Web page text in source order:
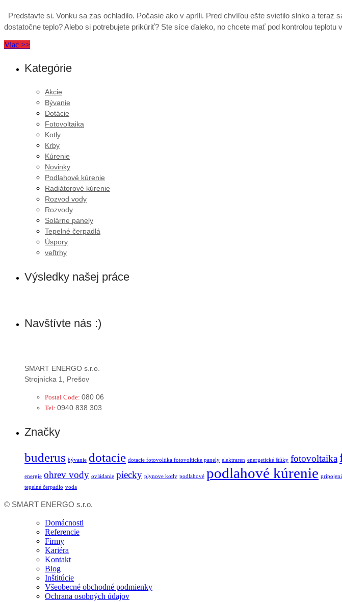
Predstavte si. Vonku sa zas ochladilo. Počasie ako v apríli. Pred chvíľou ešte svietilo slnko a
dostatočne teplo? Alebo si potrebujete prikúriť? Ste síce ďaleko, no chcete mať pod kontrolou
Viac >>
Kategórie
Akcie
Bývanie
Dotácie
Fotovoltaika
Kotly
Krby
Kúrenie
Novinky
Podlahové kúrenie
Radiátorové kúrenie
Rozvod vody
Rozvody
Solárne panely
Tepelné čerpadlá
Úspory
veľtrhy
Výsledky našej práce
Navštívte nás :)
SMART ENERGO s.r.o.
Strojnícka 1, Prešov
Postal Code: 080 06
Tel: 0940 838 303
Značky
buderus bývanie dotacie dotacie fotovoltika fotovolticke panely elektraren energetické štítky fotovoltaika
energie ohrev vody ovládanie piecky plynove kotly podlahové podlahové kúrenie
tepelné čerpadlo voda
© SMART ENERGO s.r.o.
Domácnosti
Referencie
Firmy
Kariéra
Kontakt
Blog
Inštitúcie
Všeobecné obchodné podmienky
Ochrana osobných údajov